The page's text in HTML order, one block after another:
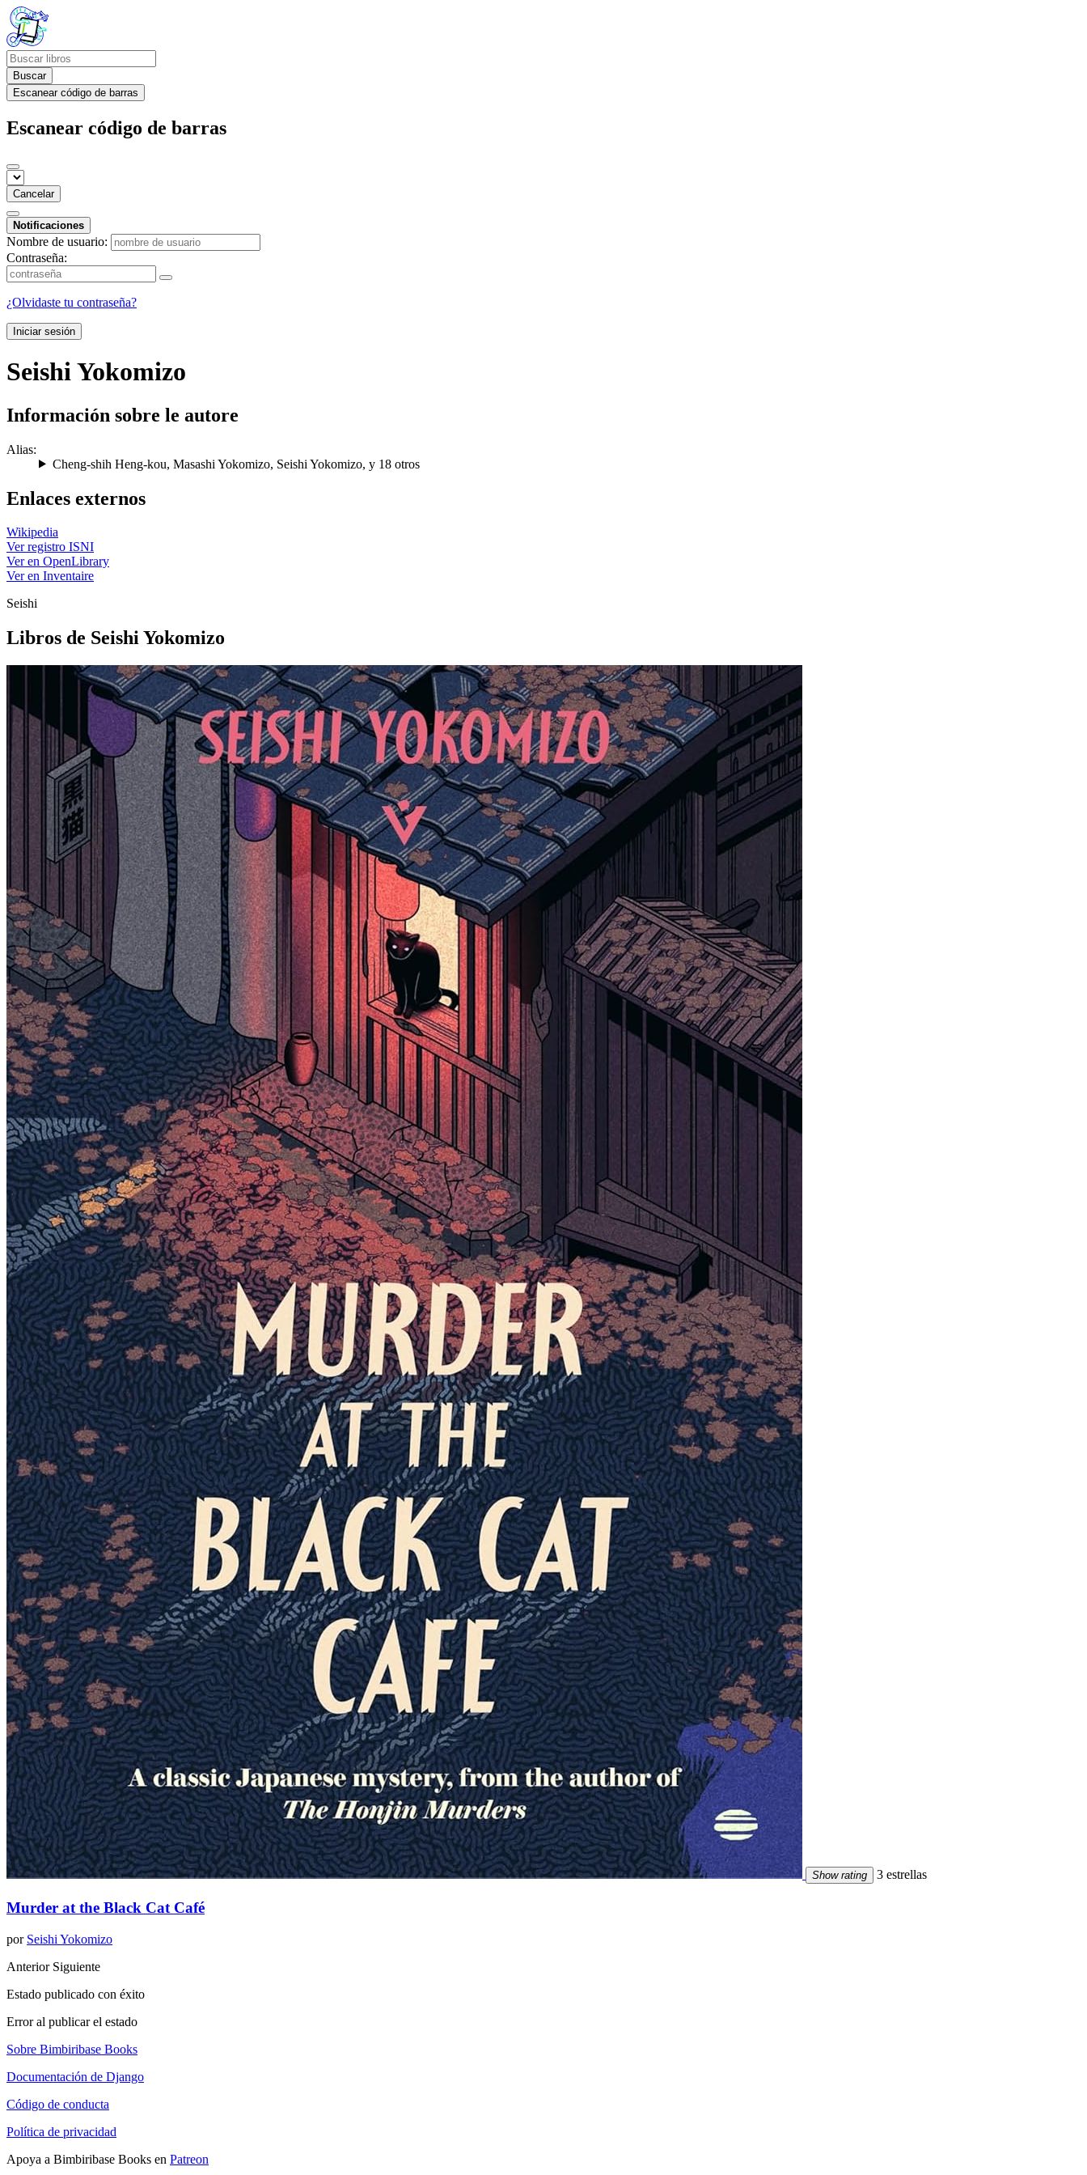
Buscar
Escanear código de barras
Escanear código de barras
Cancelar
Notificaciones
Nombre de usuario:
Contraseña:
¿Olvidaste tu contraseña?
Iniciar sesión
Seishi Yokomizo
Información sobre le autore
Alias:
Cheng-shih Heng-kou, Masashi Yokomizo, Seishi Yokomizo, y 18 otros
Enlaces externos
Wikipedia
Ver registro ISNI
Ver en OpenLibrary
Ver en Inventaire
Seishi
Libros de Seishi Yokomizo
Show rating 3 estrellas
Murder at the Black Cat Café
por Seishi Yokomizo
Anterior Siguiente
Estado publicado con éxito
Error al publicar el estado
Sobre Bimbiribase Books
Documentación de Django
Código de conducta
Política de privacidad
Apoya a Bimbiribase Books en Patreon